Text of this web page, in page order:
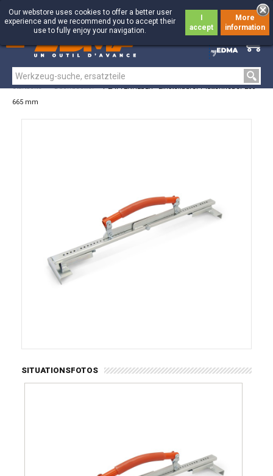
0
0
Our webstore uses cookies to offer a better user
experience and we recommend you to accept their
use to fully enjoy your navigation.
accept
More
information
Startseite > Dachdecker > PLATTENHEBER - Einstellbarer Plattenheber 280-
665 mm
SITUATIONSFOTOS